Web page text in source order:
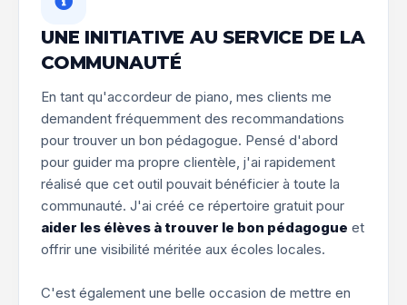
UNE INITIATIVE AU SERVICE DE LA
COMMUNAUTÉ
En tant qu'accordeur de piano, mes clients me
demandent fréquemment des recommandations
pour trouver un bon pédagogue. Pensé d'abord
pour guider ma propre clientèle, j'ai rapidement
réalisé que cet outil pouvait bénéficier à toute la
communauté. J'ai créé ce répertoire gratuit pour
aider les élèves à trouver le bon pédagogue et
offrir une visibilité méritée aux écoles locales.
C'est également une belle occasion de mettre en